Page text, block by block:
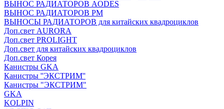
ВЫНОС РАДИАТОРОВ AODES
ВЫНОС РАДИАТОРОВ РМ
ВЫНОСЫ РАДИАТОРОВ для китайских квадроциклов
Доп.свет AURORA
Доп.свет PROLIGHT
Доп.свет для китайских квадроциклов
Доп.свет Корея
Канистры GKA
Канистры ''ЭКСТРИМ''
Канистры "ЭКСТРИМ"
GKA
KOLPIN